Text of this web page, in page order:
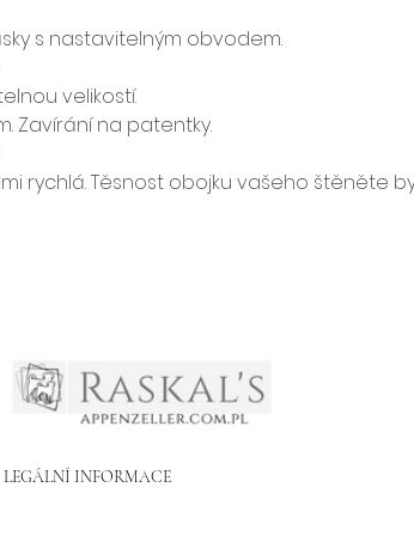
s nastavitelným obvodem.
velikostí.
Zavírání na patentky.
rychlá. Těsnost obojku vašeho štěněte
LEGÁLNÍ INFORMACE